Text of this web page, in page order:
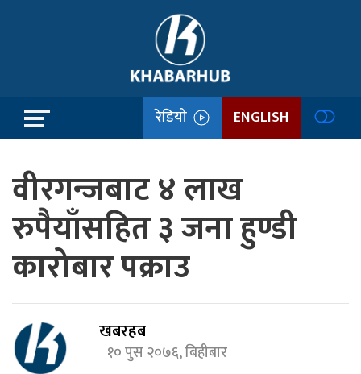
रेडियो ENGLISH
वीरगन्जबाट ४ लाख
रुपैयाँसहित ३ जना हुण्डी
कारोबार पक्राउ
खबरहब
१० पुस २०७६, बिहीबार